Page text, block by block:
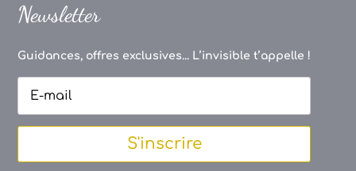
Newsletter
Guidances, offres exclusives... L’invisible t’appelle !
S'inscrire